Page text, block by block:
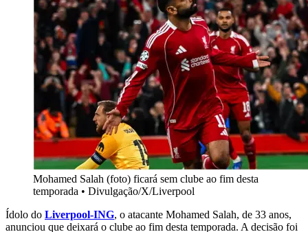
Mohamed Salah (foto) ficará sem clube ao fim desta
temporada • Divulgação/X/Liverpool
Ídolo do Liverpool-ING, o atacante Mohamed Salah, de 33 anos,
anunciou que deixará o clube ao fim desta temporada. A decisão foi